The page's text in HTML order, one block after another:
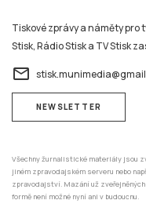
Tiskové zprávy a náměty
Stisk, Rádio Stisk a TV Stisk
email
NEWSLETTER
Všechny žurnalistické materiály jsou
jiném zpravodajském serveru nebo
zpravodajství. Mazání už
formě není možné nyní ani v budoucnu.